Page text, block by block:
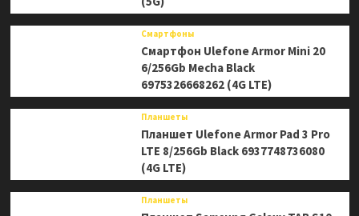
Смартфоны
Смартфон Ulefone Armor Mini 20
6/256Gb Mecha Black
6975326668262 (4G LTE)
Планшеты
Планшет Ulefone Armor Pad 3 Pro
LTE 8/256Gb Black 6937748736080
(4G LTE)
Планшеты